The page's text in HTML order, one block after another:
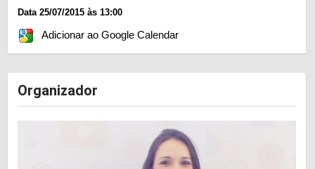
Data 25/07/2015 às 13:00
Adicionar ao Google Calendar
Organizador